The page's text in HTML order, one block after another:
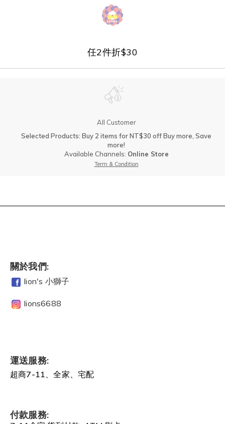
任2件折$30
All Customer
Selected Products: Buy 2 items for NT$30 off Buy more, Save
more!
Available Channels: Online Store
Term & Condition
關於我們:
lion's 小獅子
lions6688
運送服務:
超商7-11、全家、宅配
付款服務: